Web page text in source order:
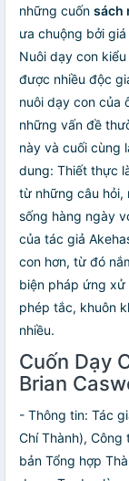
những cuốn sách
ưa chuộng bởi
Nuôi dạy con
được nhiều độc
nuôi dạy con của
những vấn đề
này và cuối cùng
dung: Thiết thực
từ những câu hỏi,
sống hàng ngày
của tác giả
con hơn, từ đó
biện pháp ứng
phép tắc, khuôn
nhiều.
Cuốn Dạy
Brian
- Thông tin: Tác
Chí Thành),
bản Tổng hợp